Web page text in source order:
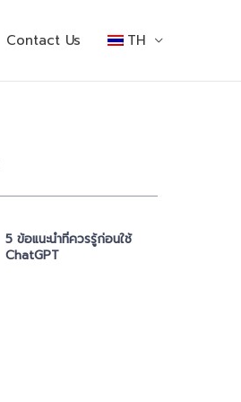
Contact Us TH
5 ข้อแนะนำที่ควรรู้ก่อนใช้
ChatGPT